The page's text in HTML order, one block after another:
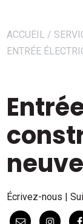
ACCUEIL /
ENTRÉE
Écrivez-nous |